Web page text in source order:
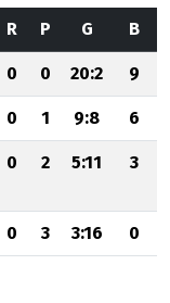
R P G B
0 0 20:2 9
0 1 9:8 6
0 2 5:11 3
0 3 3:16 0